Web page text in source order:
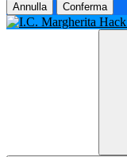
Annulla Conferma